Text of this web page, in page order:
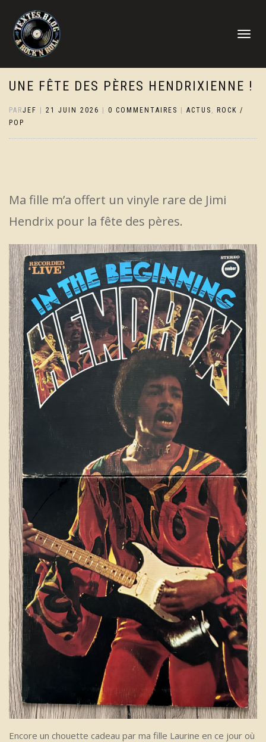
DÉPLIER
UNE FÊTE DES PÈRES HENDRIXIENNE !
PARJEF 21 JUIN 2026 0 COMMENTAIRES ACTUS ,
ROCK /
POP
Ma fille m’a offert un vinyle rare de Jimi
Hendrix pour la fête des pères.
Encore un chouette cadeau par ma fille Laurine en ce jour où